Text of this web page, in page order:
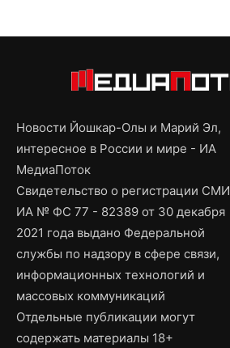
Новости Йошкар-Олы и Марий Эл,
интересное в России и мире - ИА
МедиаПоток
Свидетельство о регистрации СМИ
ИА № ФС 77 - 82389 от 30 декабря
2021 года выдано Федеральной
службы по надзору в сфере связи,
информационных технологий и
массовых коммуникаций
Отдельные публикации могут
содержать материалы 18+